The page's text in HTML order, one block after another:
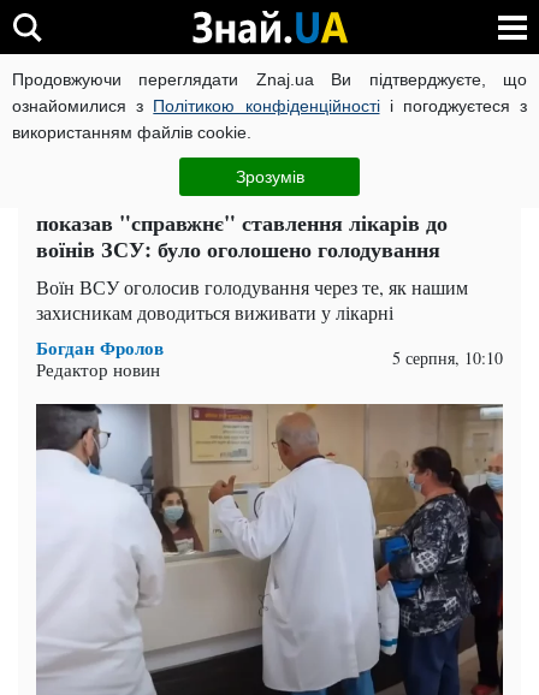
Продовжуючи переглядати Znaj.ua Ви підтверджуєте, що
ознайомилися з Політикою конфіденційностіі погоджуєтеся з
використанням файлів cookie.
Зрозумів
ВІЙНА РОСІЇ ПРОТИ УКРАЇНИ КОРОНАВІРУС В УКРАЇНІ
Актуально ЧИТАТЬ НА РУССКОМ
"Розбійник", якого вигнав Зеленський,
показав "справжнє" ставлення лікарів до
воїнів ЗСУ: було оголошено голодування
Воїн ВСУ оголосив голодування через те, як нашим
захисникам доводиться виживати у лікарні
Богдан Фролов
Редактор новин 5 серпня, 10:10